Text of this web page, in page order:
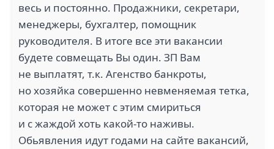
весь и постоянно. Продажники, секретари,
менеджеры, бухгалтер, помощник
руководителя. В итоге все эти вакансии
будете совмещать Вы один. ЗП Вам
не выплатят, т.к. Агенство банкроты,
но хозяйка совершенно невменяемая тетка,
которая не может с этим смириться
и с жаждой хоть какой-то наживы.
Обьявления идут годами на сайте вакансий,